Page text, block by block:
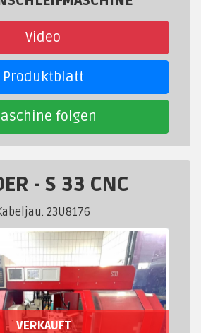
Video
Produktblatt
folgen
- S 33 CNC
23U8176
VERKAUFT